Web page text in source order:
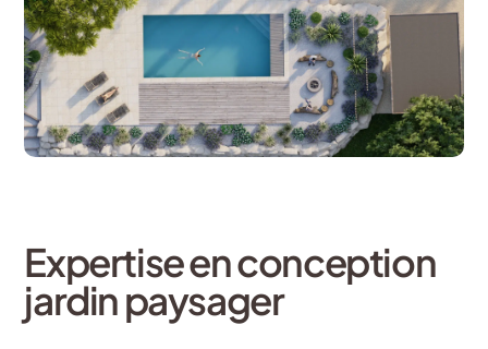
Expertise en conception
jardin paysager